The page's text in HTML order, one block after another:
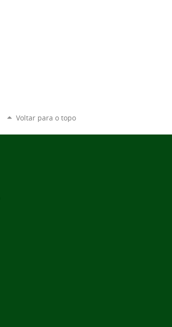
Voltar para o topo